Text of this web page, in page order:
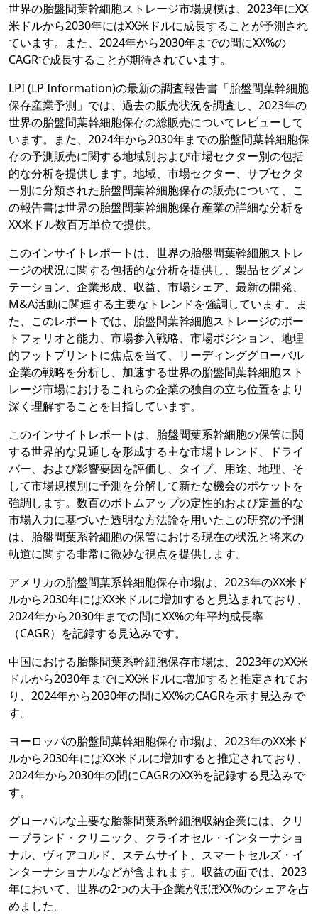
世界の胎盤間葉幹細胞ストレージ市場規模は、2023年にXX
米ドルから2030年にはXX米ドルに成長することが予測され
ています。また、2024年から2030年までの間にXX%の
CAGRで成長することが期待されています。
LPI (LP Information)の最新の調査報告書「胎盤間葉幹細胞
保存産業予測」では、過去の販売状況を調査し、2023年の
世界の胎盤間葉幹細胞保存の総販売についてレビューして
います。また、2024年から2030年までの胎盤間葉幹細胞保
存の予測販売に関する地域別および市場セクター別の包括
的な分析を提供します。地域、市場セクター、サブセクタ
ー別に分類された胎盤間葉幹細胞保存の販売について、こ
の報告書は世界の胎盤間葉幹細胞保存産業の詳細な分析を
XX米ドル数百万単位で提供。
このインサイトレポートは、世界の胎盤間葉幹細胞ストレ
ージの状況に関する包括的な分析を提供し、製品セグメン
テーション、企業形成、収益、市場シェア、最新の開発、
M&A活動に関連する主要なトレンドを強調しています。ま
た、このレポートでは、胎盤間葉幹細胞ストレージのポー
トフォリオと能力、市場参入戦略、市場ポジション、地理
的フットプリントに焦点を当て、リーディンググローバル
企業の戦略を分析し、加速する世界の胎盤間葉幹細胞スト
レージ市場におけるこれらの企業の独自の立ち位置をより
深く理解することを目指しています。
このインサイトレポートは、胎盤間葉系幹細胞の保管に関
する世界的な見通しを形成する主な市場トレンド、ドライ
バー、および影響要因を評価し、タイプ、用途、地理、そ
して市場規模別に予測を分解して新たな機会のポケットを
強調します。数百のボトムアップの定性的および定量的な
市場入力に基づいた透明な方法論を用いたこの研究の予測
は、胎盤間葉系幹細胞の保管における現在の状況と将来の
軌道に関する非常に微妙な視点を提供します。
アメリカの胎盤間葉系幹細胞保存市場は、2023年のXX米ド
ルから2030年にはXX米ドルに増加すると見込まれており、
2024年から2030年までの間にXX%の年平均成長率
（CAGR）を記録する見込みです。
中国における胎盤間葉系幹細胞保存市場は、2023年のXX米
ドルから2030年までにXX米ドルに増加すると推定されてお
り、2024年から2030年の間にXX%のCAGRを示す見込みで
す。
ヨーロッパの胎盤間葉幹細胞保存市場は、2023年のXX米ド
ルから2030年にはXX米ドルに増加すると推定されており、
2024年から2030年の間にCAGRのXX%を記録する見込みで
す。
グローバルな主要な胎盤間葉系幹細胞収納企業には、クリ
ーブランド・クリニック、クライオセル・インターナショ
ナル、ヴィアコルド、ステムサイト、スマートセルズ・イ
ンターナショナルなどが含まれます。収益の面では、2023
年において、世界の2つの大手企業がほぼXX%のシェアを占
めました。